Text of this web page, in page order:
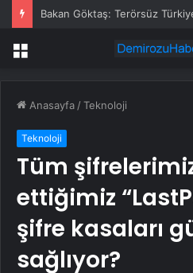
Bakan Göktaş: Terörsüz
Menü
Anasayfa /Teknoloji
Teknoloji
Tüm
ettiğimiz
şifre kasaları
sağlıyor?